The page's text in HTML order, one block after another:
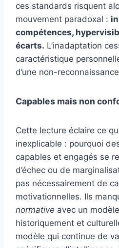
ces standards risquent
mouvement paradoxal :
compétences,
écarts. L’inadaptation
caractéristique
d’une non-
Capables mais non
Cette lecture éclaire ce
inexplicable : pourquoi
capables et engagés se
d’échec ou de
pas nécessairement de
motivationnelles. Ils
normative avec un
historiquement et
modèle qui continue de